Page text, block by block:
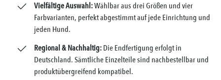
Vielfältige Auswahl:Wählbar aus drei Größen und vier
Farbvarianten, perfekt abgestimmt auf jede Einrichtung und
jeden Hund.
Regional & Nachhaltig:Die Endfertigung erfolgt in
Deutschland. Sämtliche Einzelteile sind nachbestellbar und
produktübergreifend kompatibel.